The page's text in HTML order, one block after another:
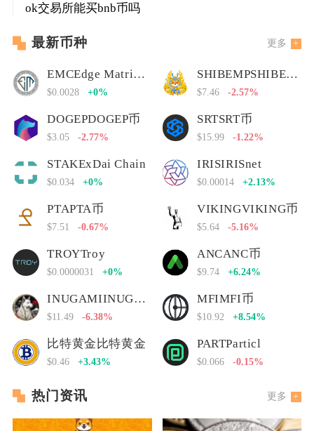
ok交易所能买bnb币吗
最新币种 更多
EMCEdge Matrix Chain
$0.0028 +0%
SHIBEMPSHIBEMP币
$7.46 -2.57%
DOGEPDOGEP币
$3.05 -2.77%
SRTSRT币
$15.99 -1.22%
STAKExDai Chain
$0.034 +0%
IRISIRISnet
$0.00014 +2.13%
PTAPTA币
$7.51 -0.67%
VIKINGVIKING币
$5.64 -5.16%
TROYTroy
$0.0000031 +0%
ANCANC币
$9.74 +6.24%
INUGAMIINUGAMI币
$11.49 -6.38%
MFIMFI币
$10.92 +8.54%
比特黄金比特黄金
$0.46 +3.43%
PARTParticl
$0.066 -0.15%
热门资讯 更多